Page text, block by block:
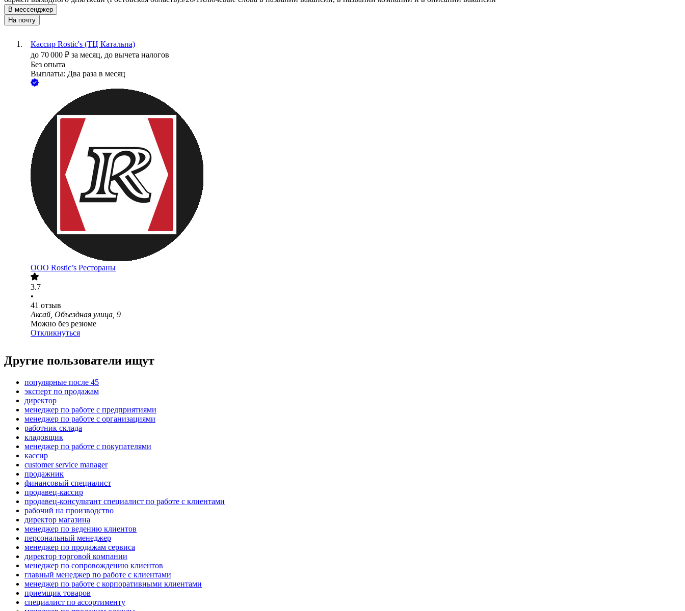
В мессенджер
На почту
Кассир Rostic's (ТЦ Катальпа)
до 70 000 ₽ за месяц, до вычета налогов
Без опыта
Выплаты: Два раза в месяц
ООО Rostic’s Рестораны
3.7
•
41 отзыв
Аксай, Объездная улица, 9
Можно без резюме
Откликнуться
Другие пользователи ищут
популярные после 45
эксперт по продажам
директор
менеджер по работе с предприятиями
менеджер по работе с организациями
работник склада
кладовщик
менеджер по работе с покупателями
кассир
customer service manager
продажник
финансовый специалист
продавец-кассир
продавец-консультант специалист по работе с клиентами
рабочий на производство
директор магазина
менеджер по ведению клиентов
персональный менеджер
менеджер по продажам сервиса
директор торговой компании
менеджер по сопровождению клиентов
главный менеджер по работе с клиентами
менеджер по работе с корпоративными клиентами
приемщик товаров
специалист по ассортименту